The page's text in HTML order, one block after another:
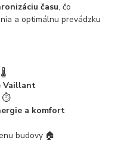
času, čo
a optimálnu prevádzku
Vaillant
⏱️
a komfort
budovy 🏠